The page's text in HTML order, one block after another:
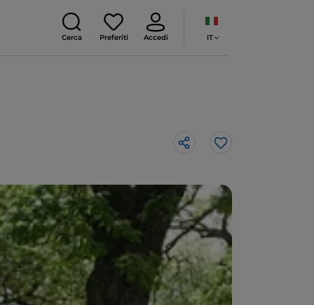
Cerca Preferiti Accedi IT
Like